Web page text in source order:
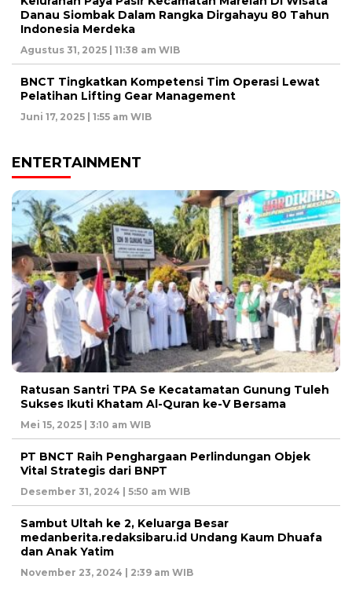
Danau Siombak Dalam Rangka Dirgahayu 80 Tahun
Indonesia Merdeka
Agustus 31, 2025 | 11:38 am WIB
BNCT Tingkatkan Kompetensi Tim Operasi Lewat
Pelatihan Lifting Gear Management
Juni 17, 2025 | 1:55 am WIB
ENTERTAINMENT
Ratusan Santri TPA Se Kecatamatan Gunung Tuleh
Sukses Ikuti Khatam Al-Quran ke-V Bersama
Mei 15, 2025 | 3:10 am WIB
PT BNCT Raih Penghargaan Perlindungan Objek
Vital Strategis dari BNPT
Desember 31, 2024 | 5:50 am WIB
Sambut Ultah ke 2, Keluarga Besar
medanberita.redaksibaru.id Undang Kaum Dhuafa
dan Anak Yatim
November 23, 2024 | 2:39 am WIB